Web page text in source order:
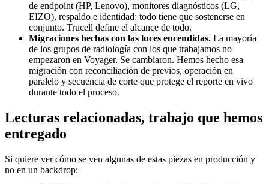
de endpoint (HP, Lenovo), monitores diagnósticos (LG,
EIZO), respaldo e identidad: todo tiene que sostenerse en
conjunto. Trucell define el alcance de todo.
Migraciones hechas con las luces encendidas. La mayoría
de los grupos de radiología con los que trabajamos no
empezaron en Voyager. Se cambiaron. Hemos hecho esa
migración con reconciliación de previos, operación en
paralelo y secuencia de corte que protege el reporte en vivo
durante todo el proceso.
Lecturas relacionadas, trabajo que hemos
entregado
Si quiere ver cómo se ven algunas de estas piezas en producción y
no en un backdrop: